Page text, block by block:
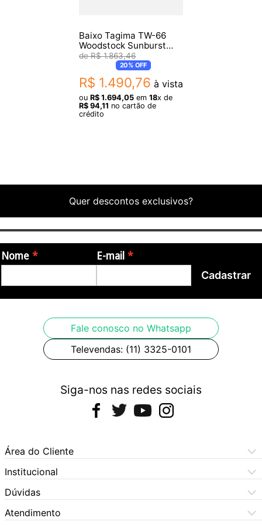
Certificado de Garantia de 3 Meses.
Baixo Tagima TW-66
Woodstock Sunburst
Passivo 4C
R$ 1.863,46
20%OFF
R$ 1.490,76 à vista
ou R$ 1.694,05 em 18x de
R$ 94,11 no cartão de
crédito
Quer descontos exclusivos?
Nome E-mail
Cadastrar
Fale conosco no Whatsapp
Televendas: (11) 3325-0101
Siga-nos nas redes sociais
Área do Cliente
Meus Pedidos
Meus Dados
Institucional
Central de Atendimento
Dúvidas Frequentes
Formas de Pagamento
Dúvidas
Como Comprar
Atendimento